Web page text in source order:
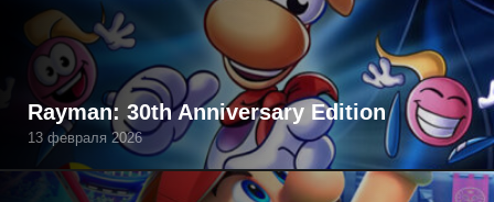
Rayman: 30th Anniversary Edition
13 февраля 2026